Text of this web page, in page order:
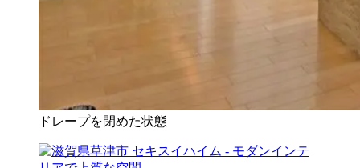
ドレープを閉めた状態